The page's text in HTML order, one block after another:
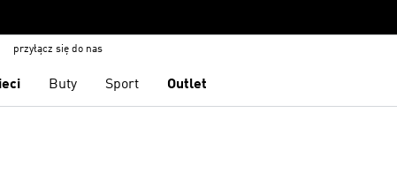
przyłącz się do nas
Buty Sport Outlet